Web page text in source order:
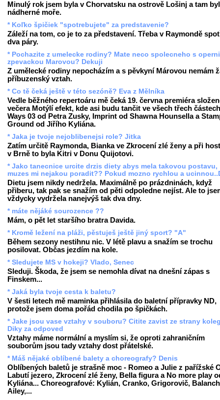
Minulý rok jsem byla v Chorvatsku na ostrově Lošinj a tam
nádherné moře.
* Koľko špičiek "spotrebujete" za predstavenie?
Záleží na tom, co je to za představení. Třeba v Raymondě
dva páry.
* Pochazite z umelecke rodiny? Mate neco spolecneho s operni
zpevackou Marovou? Dekuji
Z umělecké rodiny nepocházím a s pěvkyní Márovou nemám
příbuzenský vztah.
* Co tě čeká ještě v této sezóně? Eva z Mělníka
Vedle běžného repertoáru mě čeká 19. června premiéra
večera Motýlí efekt, kde asi budu tančit ve všech třech
Ways 03 od Petra Zusky, Imprint od Shawna Hounsella a
Ground od Jiřího Kyliána.
* Jaka je tvoje nejoblibenejsi role? Jitka
Zatím určitě Raymonda, Bianka ve Zkrocení zlé ženy a při
v Brně to byla Kitri v Donu Quijotovi.
* Jako tanecnice urcite drzis diety abys mela takovou postavu,
muzes mi nejakou poradit?? Pokud mozno rychlou a
Dietu jsem nikdy nedržela. Maximálně po prázdninách, když
přiberu, tak pak se snažím od pěti odpoledne nejíst. Ale to
vždycky vydržela nanejvýš tak dva dny.
* máte nějáké sourozence ??
Mám, o pět let staršího bratra Davida.
* Kromě ležení na pláži, pěstuješ ještě jiný sport? "A"
Během sezony nestihnu nic. V létě plavu a snažím se trochu
posilovat. Občas jezdím na kole.
* Sledujete MS v hokeji? Vlado, Senec
Sleduji. Škoda, že jsem se nemohla dívat na dnešní zápas s
Finskem...
* Jaká byla tvoje cesta k baletu?
V šesti letech mě maminka přihlásila do baletní přípravky ND,
protože jsem doma pořád chodila po špičkách.
* Jake jsou vase vztahy v souboru? Citite zavist ze strany
Diky za odpoved
Vztahy máme normální a myslím si, že oproti zahraničním
souborům jsou tady vztahy dost přátelské.
* Máš nějaké oblíbené balety a choreografy? Denis
Oblíbených baletů je strašně moc - Romeo a Julie z pařížské
Labutí jezero, Zkrocení zlé ženy, Bella figura a No more play
Kyliána... Choreografové: Kylián, Cranko, Grigorovič,
Ailey,...